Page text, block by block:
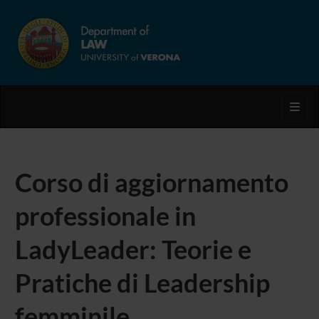
Corso di aggiornamento
professionale in
LadyLeader: Teorie e
Pratiche di Leadership